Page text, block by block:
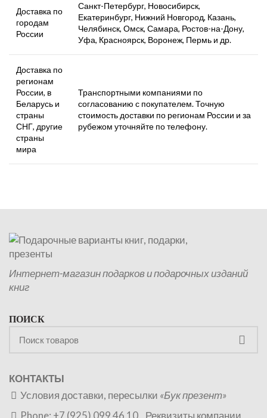
Доставка по
городам
России
Санкт-Петербург, Новосибирск,
Екатеринбург, Нижний Новгород, Казань,
Челябинск, Омск, Самара, Ростов-на-Дону,
Уфа, Красноярск, Воронеж, Пермь и др.
Доставка по
регионам
России, в
Беларусь и
страны
СНГ, другие
страны
мира
Транспортными компаниями по
согласованию с покупателем. Точную
стоимость доставки по регионам России и за
рубежом уточняйте по телефону.
Интернет-магазин подарков и подарочных изданий
книг
ПОИСК
КОНТАКТЫ
Условия доставки, пересылки «Бук презент»
Phone: +7 (925) 099 46 10 Реквизиты компании